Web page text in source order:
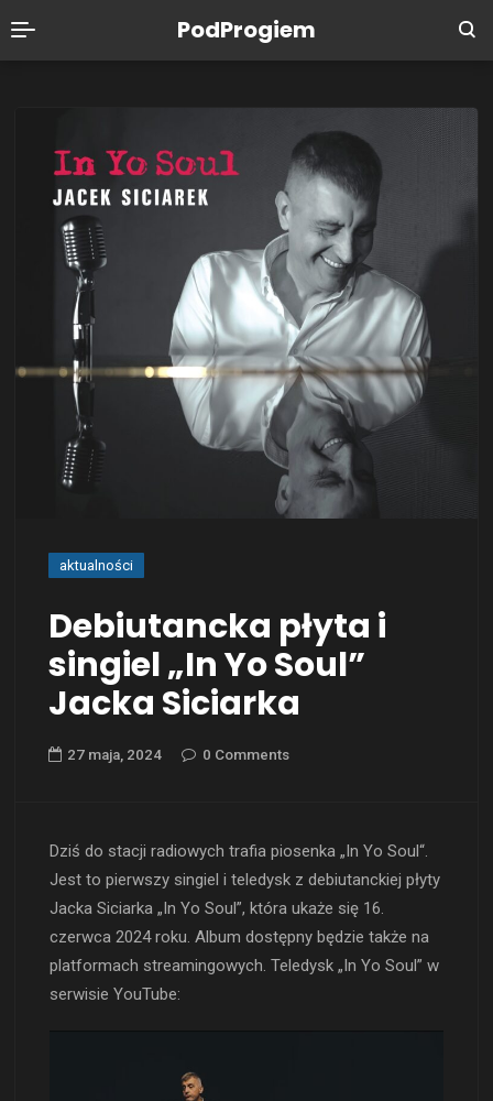
PodProgiem
aktualności
Debiutancka płyta i
singiel „In Yo Soul”
Jacka Siciarka
27 maja, 2024 0 Comments
Dziś do stacji radiowych trafia piosenka „In Yo Soul“.
Jest to pierwszy singiel i teledysk z debiutanckiej płyty
Jacka Siciarka „In Yo Soul”, która ukaże się 16.
czerwca 2024 roku. Album dostępny będzie także na
platformach streamingowych. Teledysk „In Yo Soul” w
serwisie YouTube: